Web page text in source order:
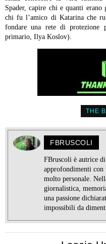
Spader, capire chi e quanti
chi fu l’amico di Katarina che
fondare una rete di protezione
primario, Ilya Koslov).
THE
FBRUSCOLI
FBruscoli è autrice
approfondimenti con
molto personale.
giornalistica,
una passione
impossibili da